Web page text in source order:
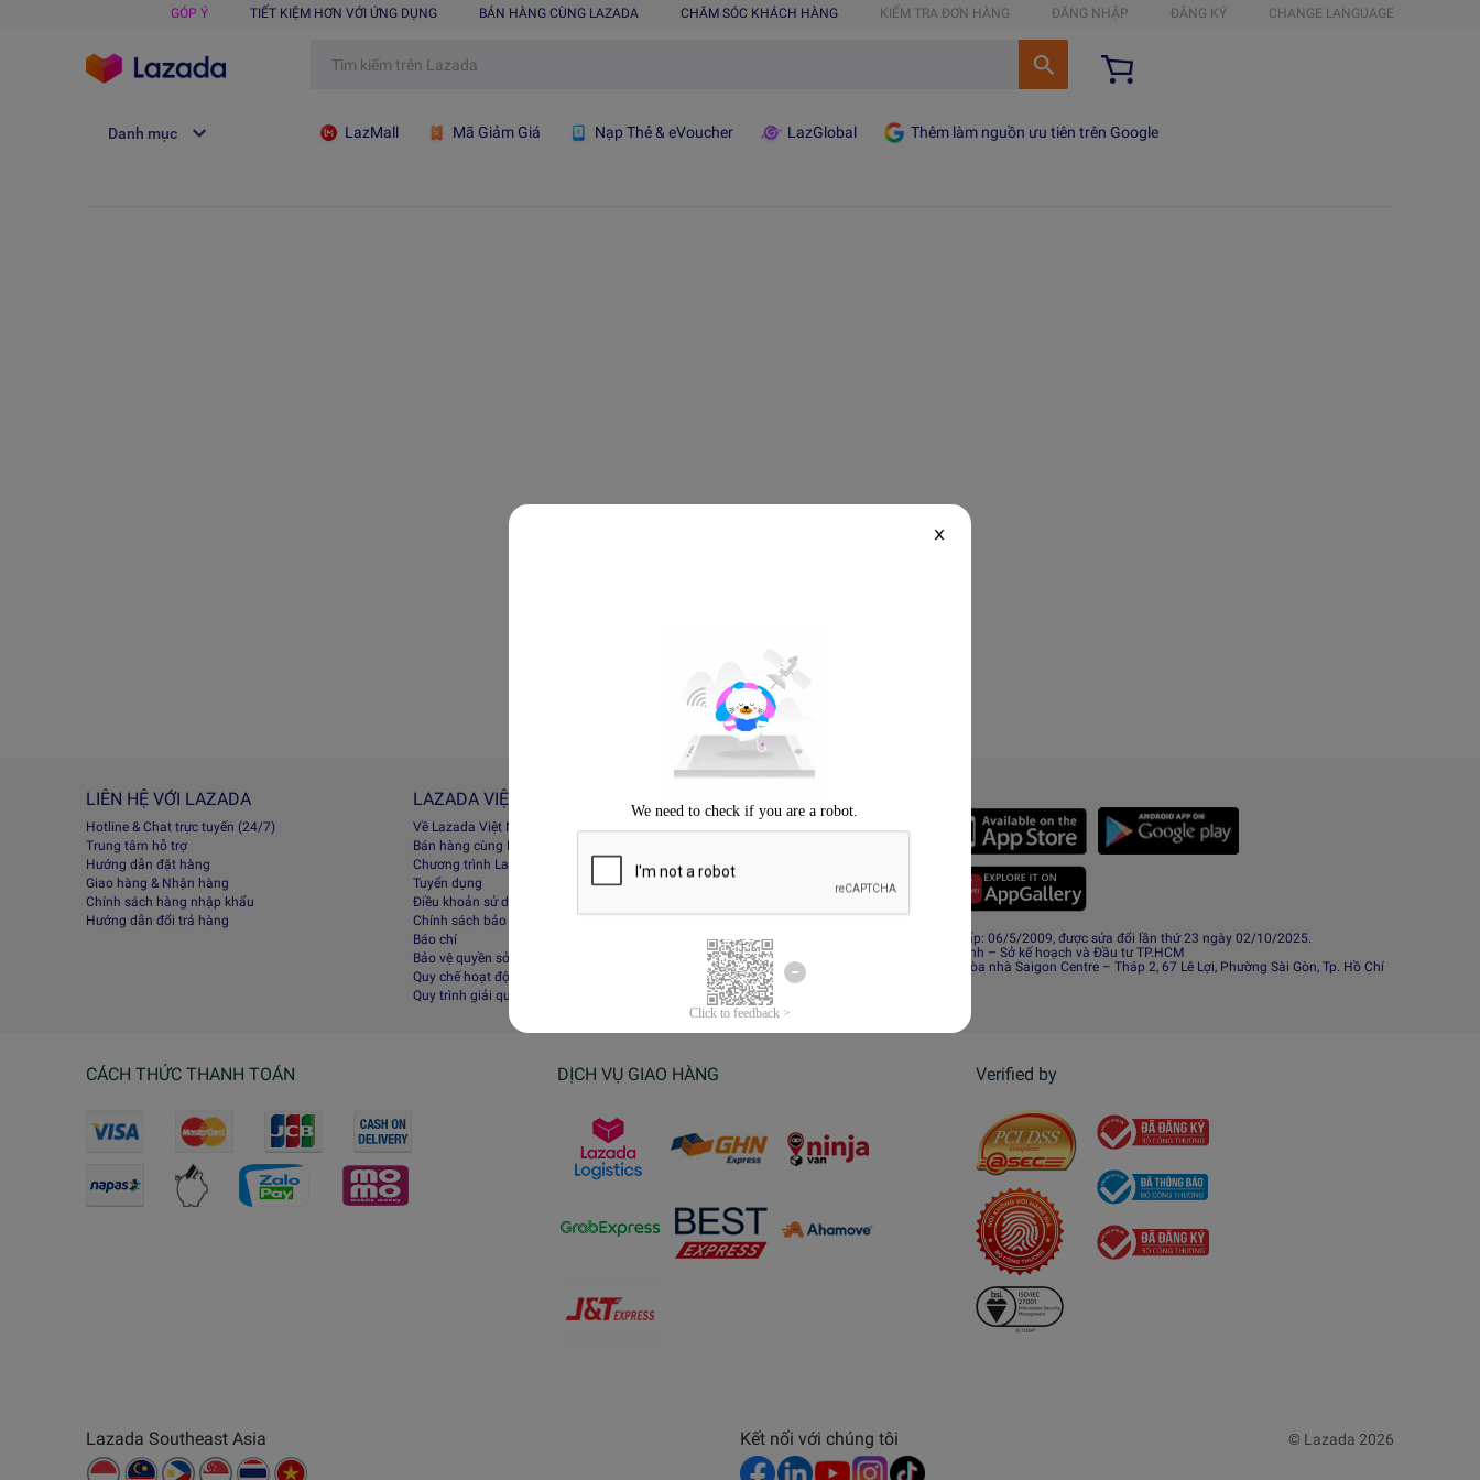
GÓP Ý TIẾT KIỆM HƠN VỚI ỨNG DỤNG BÁN HÀNG CÙNG LAZADA CHĂM SÓC KHÁCH HÀNG KIỂM TRA ĐƠN HÀNG ĐĂNG NHẬP ĐĂNG KÝ CHANGE LANGUAGE
Danh mục LazMall Mã Giảm Giá Nạp Thẻ & eVoucher LazGlobal Thêm làm nguồn ưu tiên trên Google
LIÊN HỆ VỚI LAZADA
Hotline & Chat trực tuyến (24/7)
Trung tâm hỗ trợ
Hướng dẫn đặt hàng
Giao hàng & Nhận hàng
Chính sách hàng nhập khẩu
Hướng dẫn đổi trả hàng
LAZADA VIỆT NAM
Về Lazada Việt Nam
Bán hàng cùng Lazada
Chương trình Lazada Afﬁliate
Tuyển dụng
Điều khoản sử dụng
Chính sách bảo mật
Báo chí
Bảo vệ quyền sở hữu trí tuệ
Quy chế hoạt động sàn Lazada
Quy trình giải quyết tranh chấp, khiếu nại
Always Better
Tải App Lazada
Giấy CNĐKDN: 0308808576 – Ngày cấp: 06/5/2009, được sửa đổi lần thứ 23 ngày 02/10/2025.
Cơ quan cấp: Phòng Đăng ký kinh doanh – Sở kế hoạch và Đầu tư TP.HCM
Địa chỉ đăng ký kinh doanh: Tầng 19, Tòa nhà Saigon Centre – Tháp 2, 67 Lê Lợi, Phường Sài Gòn, Tp. Hồ Chí
Minh, Việt Nam
CÁCH THỨC THANH TOÁN DỊCH VỤ GIAO HÀNG Verified by
Lazada Southeast Asia Kết nối với chúng tôi © Lazada 2026
X